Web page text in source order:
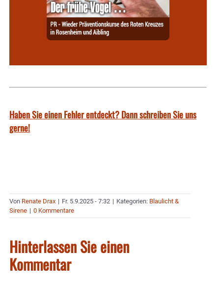
Haben Sie einen Fehler entdeckt? Dann schreiben Sie uns
gerne!
Von Renate Drax | Fr. 5.9.2025 - 7:32 | Kategorien: Blaulicht &
Sirene | 0 Kommentare
Hinterlassen Sie einen
Kommentar